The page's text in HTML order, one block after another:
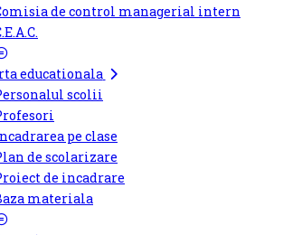
de control managerial intern
educationala
scolii
pe clase
de scolarizare
de incadrare
materiala